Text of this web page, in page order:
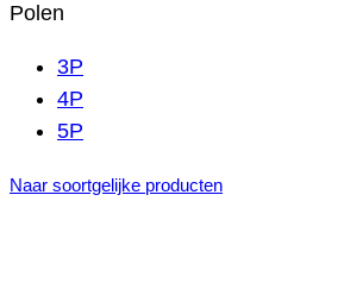
Polen
3P
4P
5P
Naar soortgelijke producten